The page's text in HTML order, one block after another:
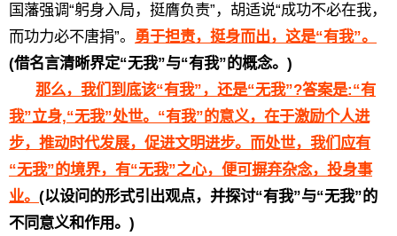
国藩强调“躬身入局，挺膺负责”，胡适说“成功不必在我，
而功力必不唐捐”。 勇于担责，挺身而出，这是“有我”。
(借名言清晰界定“无我”与“有我”的概念。)
那么，我们到底该“有我”，还是“无我”?答案是:“有
我”立身,“无我”处世。“有我”的意义，在于激励个人进
步，推动时代发展，促进文明进步。而处世，我们应有
“无我”的境界，有“无我”之心，便可摒弃杂念，投身事
业。 (以设问的形式引出观点，并探讨“有我”与“无我”的
不同意义和作用。)